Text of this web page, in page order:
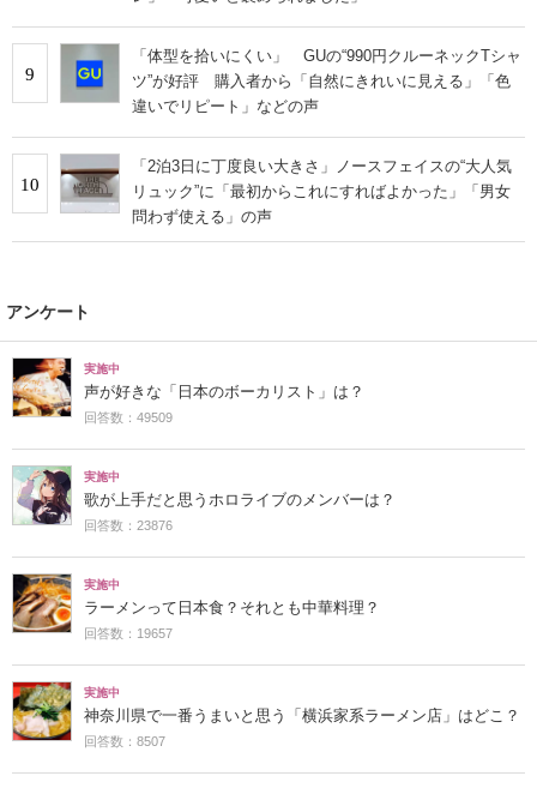
9
「体型を拾いにくい」 GUの“990円クルーネックTシャ
ツ”が好評 購入者から「自然にきれいに見える」「色
違いでリピート」などの声
10
「2泊3日に丁度良い大きさ」ノースフェイスの“大人気
リュック”に「最初からこれにすればよかった」「男女
問わず使える」の声
アンケート
実施中
声が好きな「日本のボーカリスト」は？
回答数：49509
実施中
歌が上手だと思うホロライブのメンバーは？
回答数：23876
実施中
ラーメンって日本食？それとも中華料理？
回答数：19657
実施中
神奈川県で一番うまいと思う「横浜家系ラーメン店」はどこ？
回答数：8507